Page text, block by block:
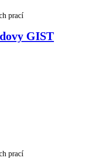
prací
GIST
prací